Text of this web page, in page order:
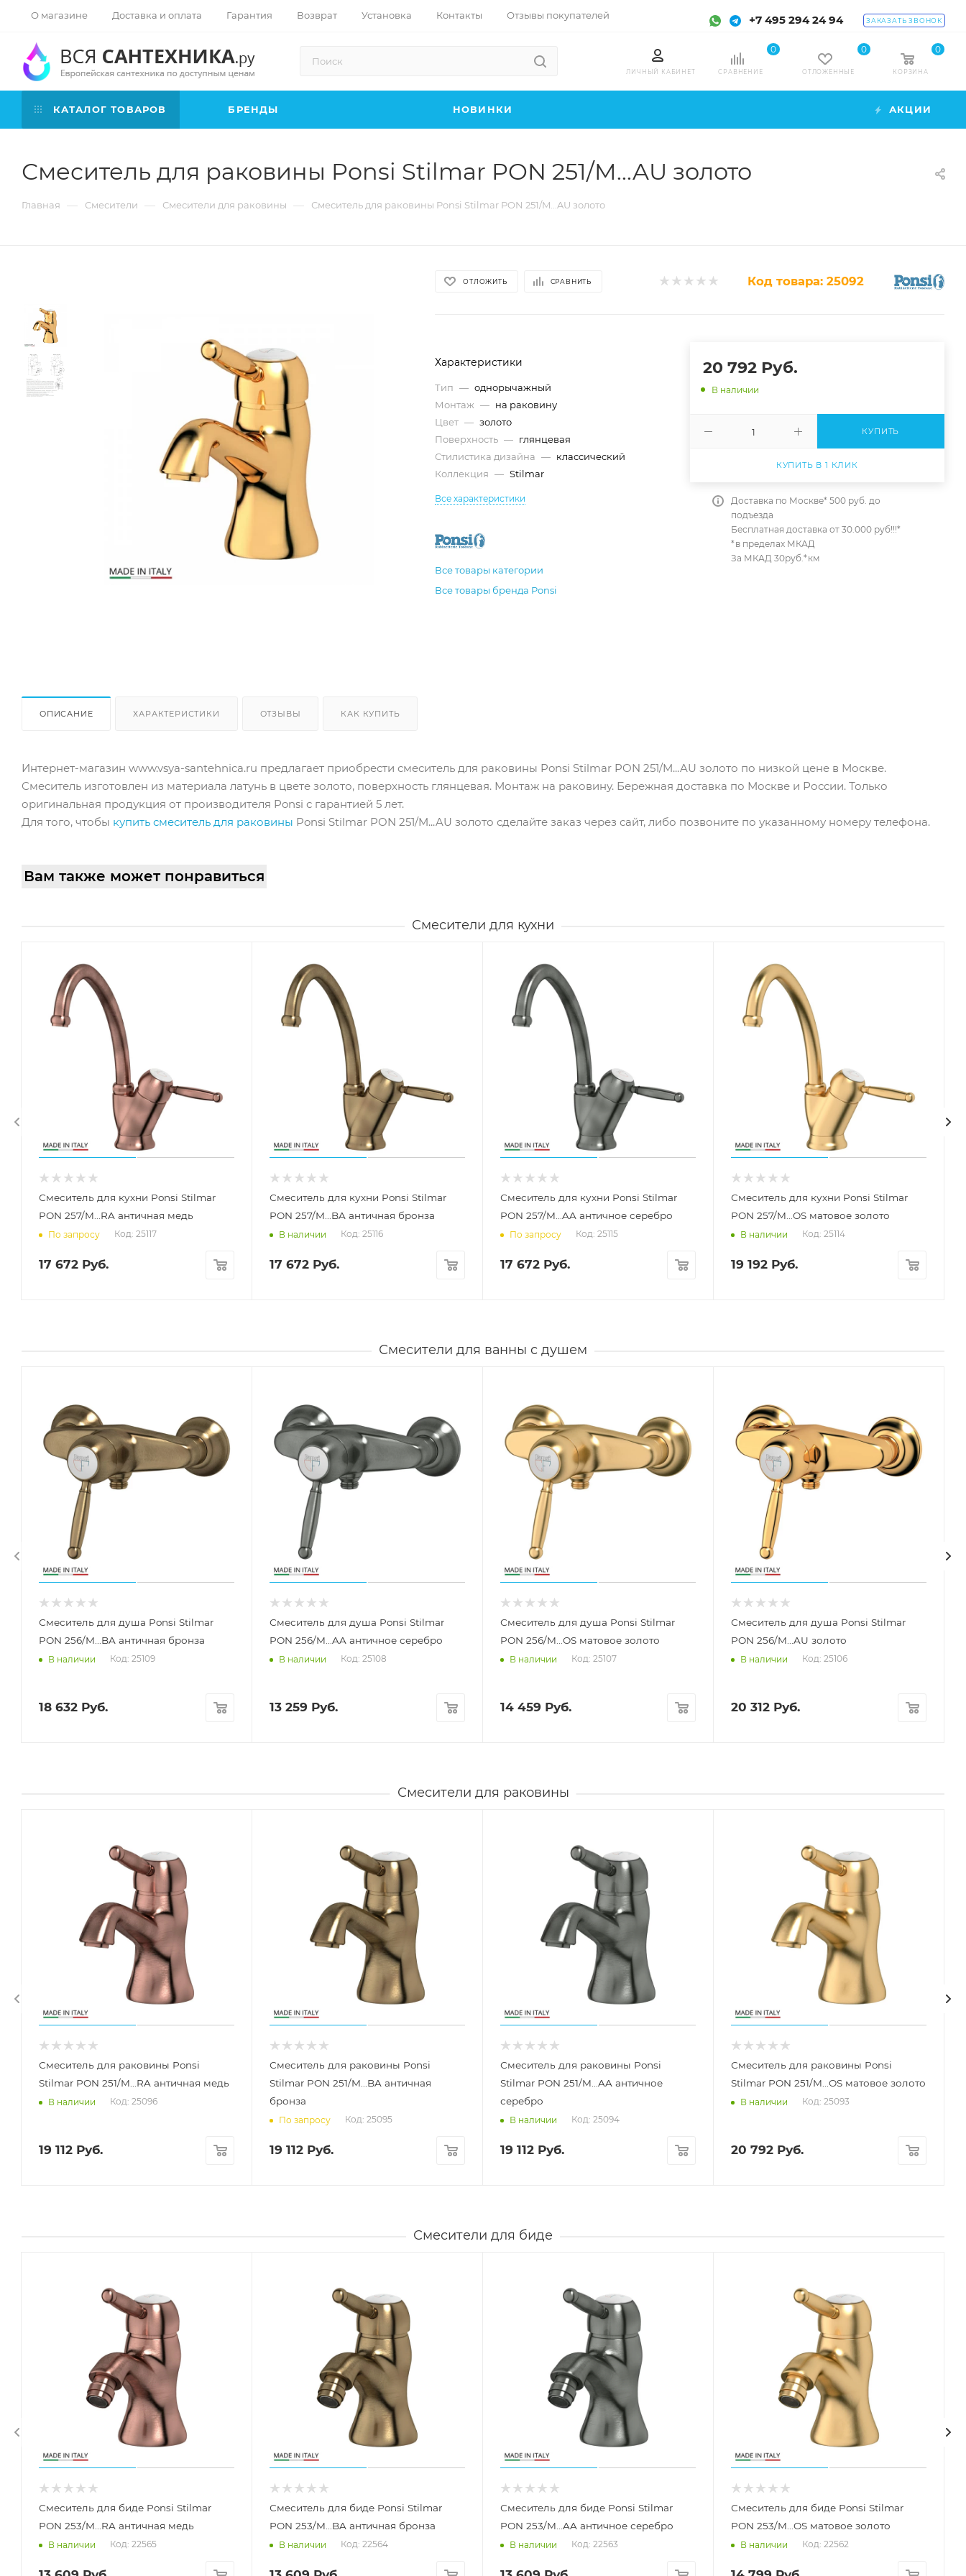
О магазине Доставка и оплата Гарантия Возврат Установка Контакты Отзывы покупателей +7 495 294 24 94 ЗАКАЗАТЬ ЗВОНОК
ЛИЧНЫЙ КАБИНЕТ СРАВНЕНИЕ
0
ОТЛОЖЕННЫЕ
0
КОРЗИНА
0
КАТАЛОГ ТОВАРОВ БРЕНДЫ НОВИНКИ АКЦИИ
Смеситель для раковины Ponsi Stilmar PON 251/M...AU золото
Главная — Смесители — Смесители для раковины — Смеситель для раковины Ponsi Stilmar PON 251/M...AU золото
ОТЛОЖИТЬ СРАВНИТЬ Код товара: 25092
Характеристики
Тип — однорычажный
Монтаж — на раковину
Цвет — золото
Поверхность — глянцевая
Стилистика дизайна — классический
Коллекция — Stilmar
Все характеристики
Все товары категории
Все товары бренда Ponsi
20 792Руб.
В наличии
КУПИТЬ
КУПИТЬ В 1 КЛИК
Доставка по Москве* 500 руб. до
подъезда
Бесплатная доставка от 30.000 руб!!!*
*в пределах МКАД
За МКАД 30руб.*км
ОПИСАНИЕ ХАРАКТЕРИСТИКИ ОТЗЫВЫ КАК КУПИТЬ
Интернет-магазин www.vsya-santehnica.ru предлагает приобрести смеситель для раковины Ponsi Stilmar PON 251/M...AU золото по низкой цене в Москве.
Смеситель изготовлен из материала латунь в цвете золото, поверхность глянцевая. Монтаж на раковину. Бережная доставка по Москве и России. Только
оригинальная продукция от производителя Ponsi с гарантией 5 лет.
Для того, чтобы купить смеситель для раковины Ponsi Stilmar PON 251/M...AU золото сделайте заказ через сайт, либо позвоните по указанному номеру телефона.
Вам также может понравиться
Смесители для кухни
Смеситель для кухни Ponsi Stilmar
PON 257/M...RA античная медь
По запросу Код: 25117
17 672 Руб.
Смеситель для кухни Ponsi Stilmar
PON 257/M...BA античная бронза
В наличии Код: 25116
17 672 Руб.
Смеситель для кухни Ponsi Stilmar
PON 257/M...AA античное серебро
По запросу Код: 25115
17 672 Руб.
Смеситель для кухни Ponsi Stilmar
PON 257/M...OS матовое золото
В наличии Код: 25114
19 192 Руб.
Смесители для ванны с душем
Смеситель для душа Ponsi Stilmar
PON 256/M...BA античная бронза
В наличии Код: 25109
18 632 Руб.
Смеситель для душа Ponsi Stilmar
PON 256/M...AA античное серебро
В наличии Код: 25108
13 259 Руб.
Смеситель для душа Ponsi Stilmar
PON 256/M...OS матовое золото
В наличии Код: 25107
14 459 Руб.
Смеситель для душа Ponsi Stilmar
PON 256/M...AU золото
В наличии Код: 25106
20 312 Руб.
Смесители для раковины
Смеситель для раковины Ponsi
Stilmar PON 251/M...RA античная медь
В наличии Код: 25096
19 112 Руб.
Смеситель для раковины Ponsi
Stilmar PON 251/M...BA античная
бронза
По запросу Код: 25095
19 112 Руб.
Смеситель для раковины Ponsi
Stilmar PON 251/M...AA античное
серебро
В наличии Код: 25094
19 112 Руб.
Смеситель для раковины Ponsi
Stilmar PON 251/M...OS матовое золото
В наличии Код: 25093
20 792 Руб.
Смесители для биде
Смеситель для биде Ponsi Stilmar
PON 253/M...RA античная медь
В наличии Код: 22565
Смеситель для биде Ponsi Stilmar
PON 253/M...BA античная бронза
В наличии Код: 22564
Смеситель для биде Ponsi Stilmar
PON 253/M...AA античное серебро
В наличии Код: 22563
Смеситель для биде Ponsi Stilmar
PON 253/M...OS матовое золото
В наличии Код: 22562